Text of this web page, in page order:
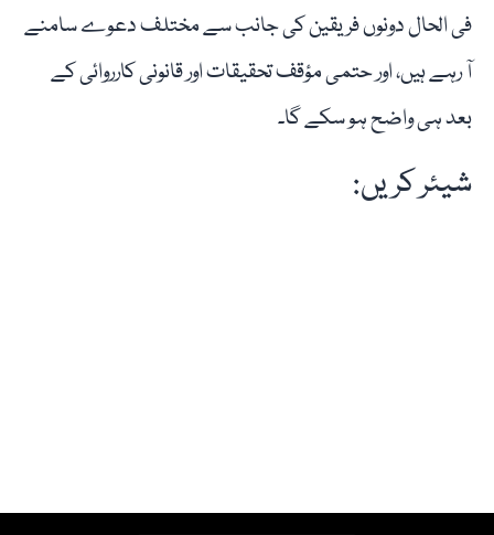
فی الحال دونوں فریقین کی جانب سے مختلف دعوے سامنے
آ رہے ہیں، اور حتمی مؤقف تحقیقات اور قانونی کارروائی کے
بعد ہی واضح ہو سکے گا۔
شیئر کریں: